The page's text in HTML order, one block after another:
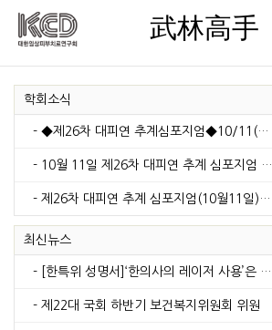
武林高手
武林高手
학회소식
- ◆제26차 대피연 추계심포지엄◆10/11(일)서울드래곤시티
- 10월 11일 제26차 대피연 추계 심포지엄 주제: 피부 재생의 새로운 시대, 그 중심에 …
- 제26차 대피연 추계 심포지엄(10월11일) 주제 공모(7월30일 마감)
최신뉴스
- [한특위 성명서]‘한의사의 레이저 사용’은 국민건강 안전을 위해 근절되어야 한다
- 제22대 국회 하반기 보건복지위원회 위원